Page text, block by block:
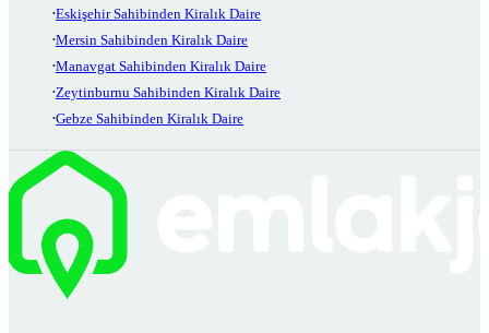
Eskişehir Sahibinden Kiralık Daire
Mersin Sahibinden Kiralık Daire
Manavgat Sahibinden Kiralık Daire
Zeytinburnu Sahibinden Kiralık Daire
Gebze Sahibinden Kiralık Daire